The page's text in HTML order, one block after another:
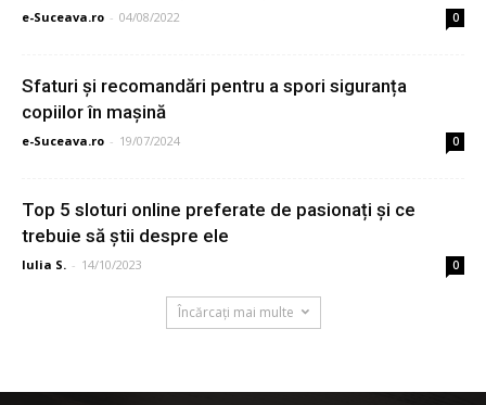
e-Suceava.ro - 04/08/2022 0
Sfaturi și recomandări pentru a spori siguranța
copiilor în mașină
e-Suceava.ro - 19/07/2024 0
Top 5 sloturi online preferate de pasionați și ce
trebuie să știi despre ele
Iulia S. - 14/10/2023 0
Încărcați mai multe